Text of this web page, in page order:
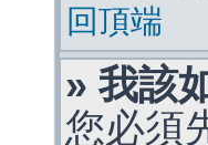
回頂端
» 我該
您必須